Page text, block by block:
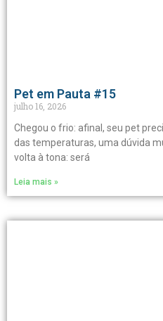
Pet em Pauta #15
julho 16, 2026
Chegou o frio: afinal, seu pet
das temperaturas, uma dúvida
volta à tona: será
Leia mais »